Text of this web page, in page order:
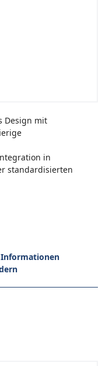
Design mit
in
standardisierten